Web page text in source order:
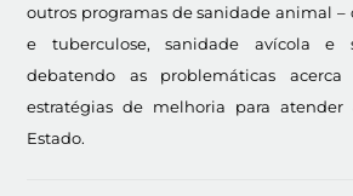
outros programas de sanidade animal –
e tuberculose, sanidade avícola e
debatendo as problemáticas acerca
estratégias de melhoria para atender
Estado.